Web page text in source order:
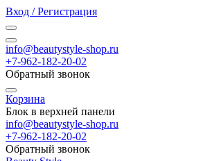
Вход / Регистрация
info@beautystyle-shop.ru
+7-962-182-20-02
Обратный звонок
Корзина
Блок в верхней панели
info@beautystyle-shop.ru
+7-962-182-20-02
Обратный звонок